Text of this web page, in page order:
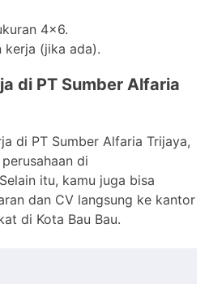
4×6.
kerja (jika ada).
di PT Sumber Alfaria
di PT Sumber Alfaria Trijaya,
di
itu, kamu juga bisa
dan CV langsung ke kantor
di Kota Bau Bau.